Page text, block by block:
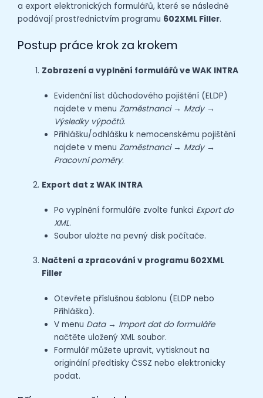
a export elektronických formulářů, které se následně
podávají prostřednictvím programu 602XML Filler.
Postup práce krok za krokem
Zobrazení a vyplnění formulářů ve WAK INTRA
Evidenční list důchodového pojištění (ELDP)
najdete v menu Zaměstnanci → Mzdy →
Výsledky výpočtů.
Přihlášku/odhlášku k nemocenskému pojištění
najdete v menu Zaměstnanci → Mzdy →
Pracovní poměry.
Export dat z WAK INTRA
Po vyplnění formuláře zvolte funkci Export do
XML.
Soubor uložte na pevný disk počítače.
Načtení a zpracování v programu 602XML
Filler
Otevřete příslušnou šablonu (ELDP nebo
Přihláška).
V menu Data → Import dat do formuláře
načtěte uložený XML soubor.
Formulář můžete upravit, vytisknout na
originální předtisky ČSSZ nebo elektronicky
podat.